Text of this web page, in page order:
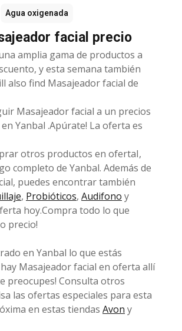
Agua oxigenada
facial precio
amplia gama de productos a
y esta semana también
also find Masajeador facial de
Masajeador facial a un precios
Yanbal .Apúrate! La oferta es
otros productos en ofertaI,
completo de Yanbal. Además de
puedes encontrar también
, Probióticos, Audifono y
hoy.Compra todo lo que
precio!
en Yanbal lo que estás
Masajeador facial en oferta allí
preocupes! Consulta otros
las ofertas especiales para esta
en estas tiendas Avon y